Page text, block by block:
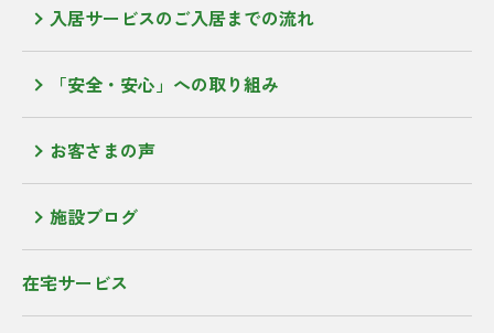
入居サービスのご入居までの流れ
「安全・安心」への取り組み
お客さまの声
施設ブログ
在宅サービス